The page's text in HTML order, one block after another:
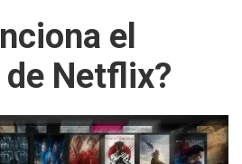
el
Netflix?